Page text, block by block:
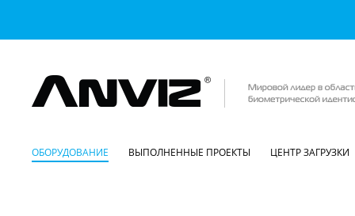
ОБОРУДОВАНИЕ ВЫПОЛНЕННЫЕ ПРОЕКТЫ ЦЕНТР ЗАГРУЗКИ